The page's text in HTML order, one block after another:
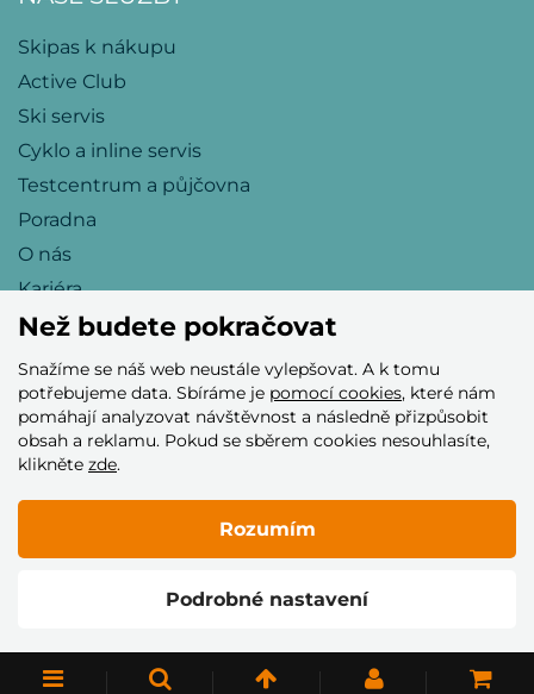
Skipas k nákupu
Active Club
Ski servis
Cyklo a inline servis
Testcentrum a půjčovna
Poradna
O nás
Kariéra
Přijímáme tyto platební karty
© 2005–2026 Helia Trade s.r.o.
Než budete pokračovat
Snažíme se náš web neustále vylepšovat. A k tomu
potřebujeme data. Sbíráme je pomocí cookies, které nám
pomáhají analyzovat návštěvnost a následně přizpůsobit
obsah a reklamu. Pokud se sběrem cookies nesouhlasíte,
klikněte zde.
Podrobné nastavení
Rozumím